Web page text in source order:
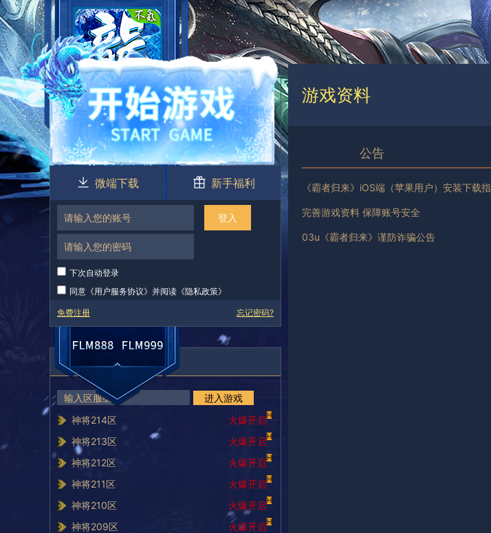
微端下载 新手福利
登入
下次自动登录
同意《用户服务协议》并阅读《隐私政策》
免费注册 忘记密码?
服务器列表
进入游戏
神将214区
火爆开启H
神将213区 火爆开启H
神将212区 火爆开启H
神将211区 火爆开启H
神将210区 火爆开启H
神将209区 火爆开启H
游戏资料
公告
《霸者归来》iOS端（苹果用户）安装下载
完善游戏资料 保障账号安全
03u《霸者归来》谨防诈骗公告